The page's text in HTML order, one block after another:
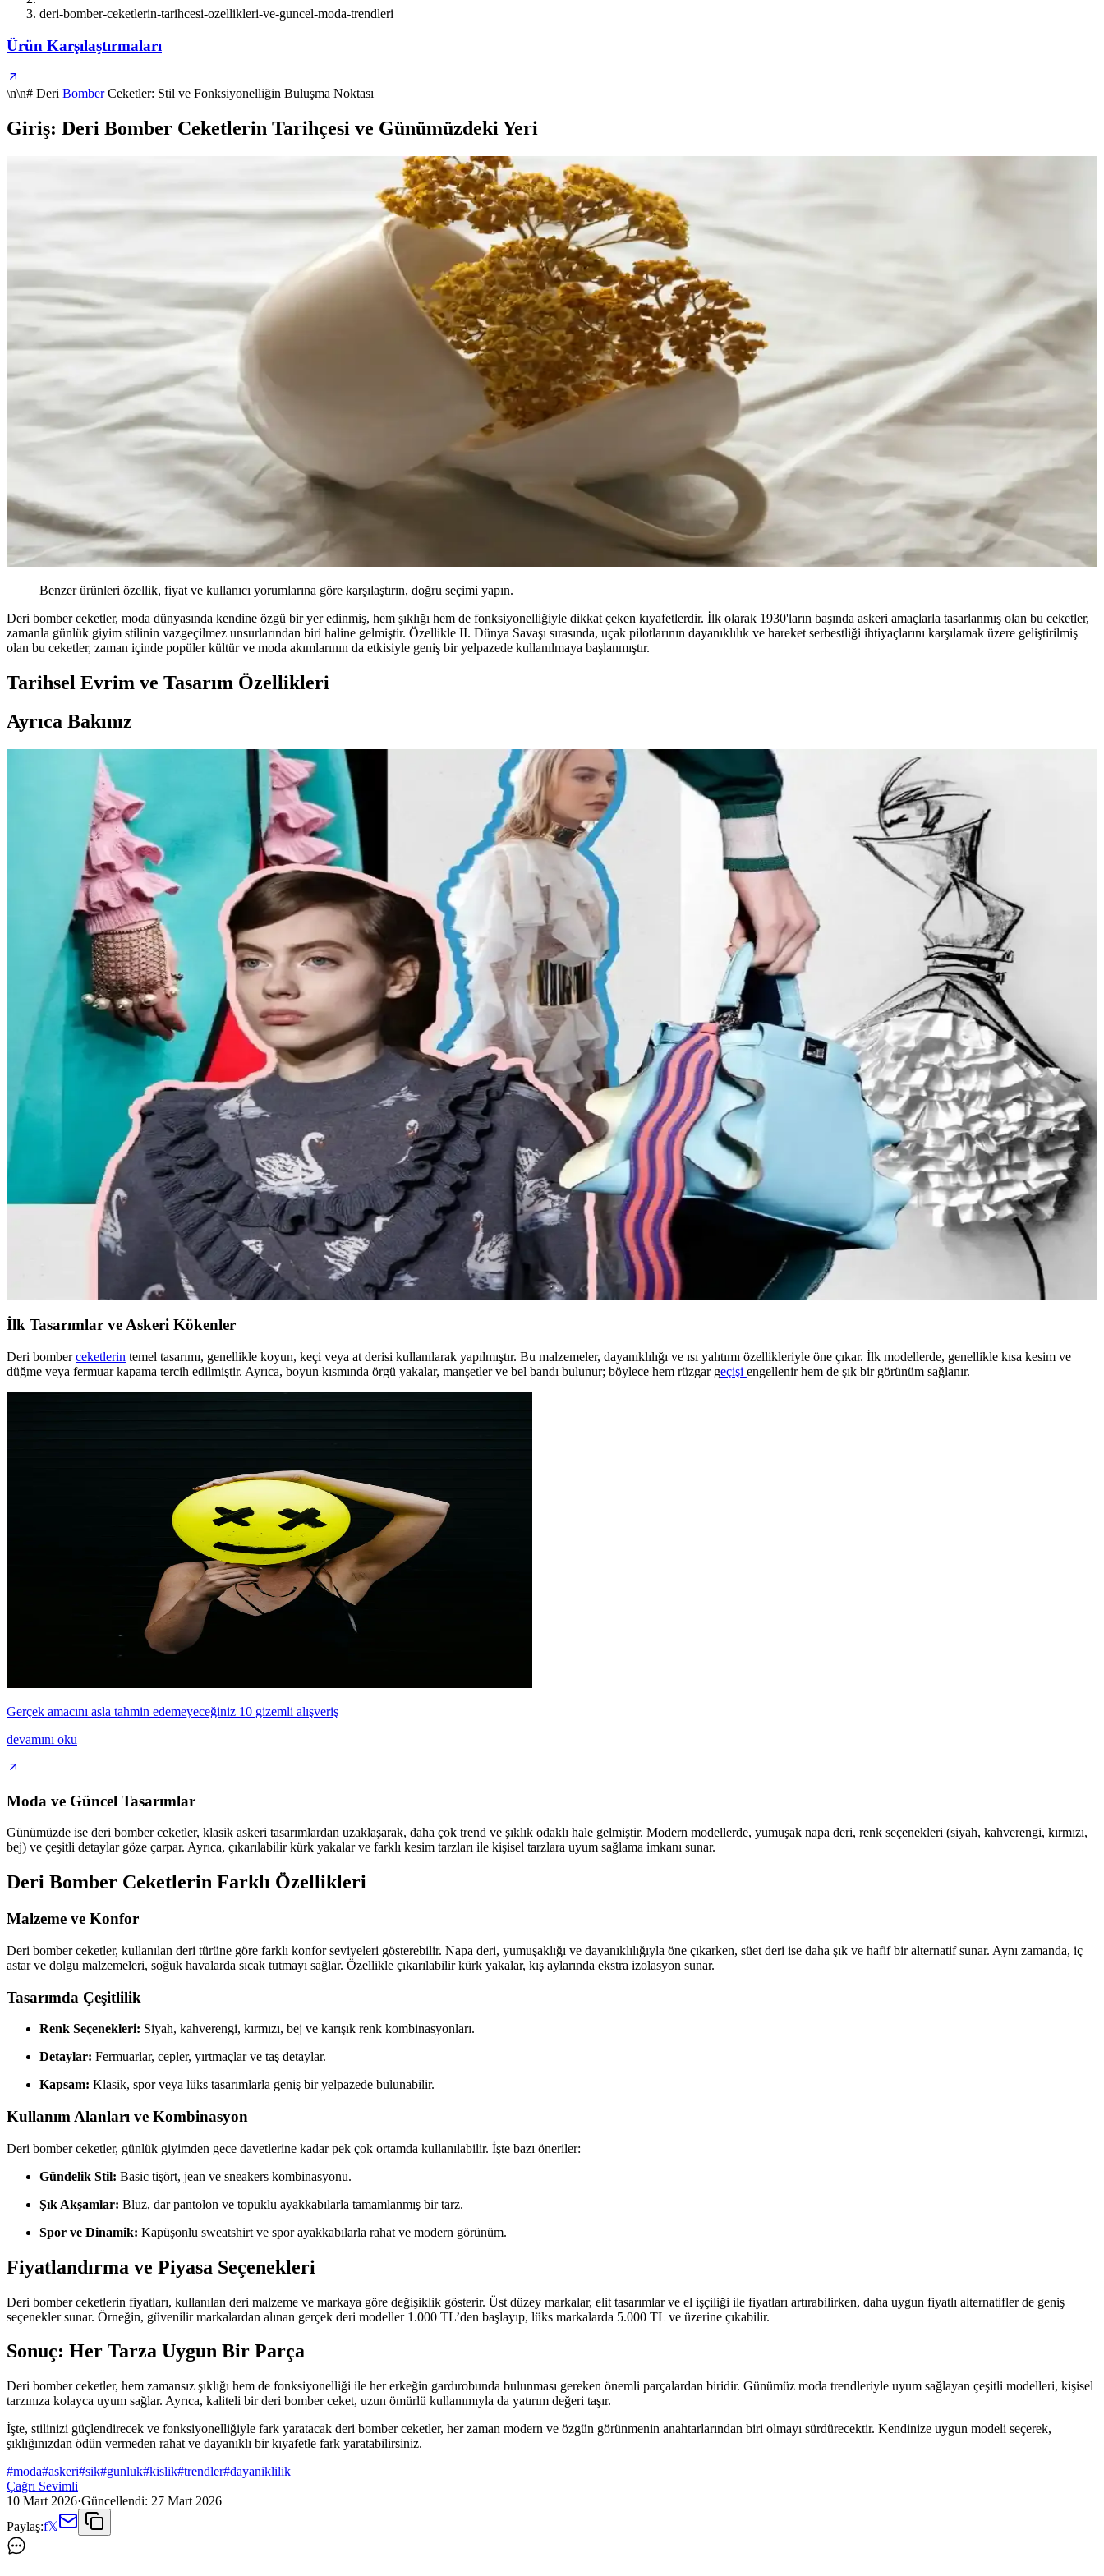
deri-bomber-ceketlerin-tarihcesi-ozellikleri-ve-guncel-moda-trendleri
Ürün Karşılaştırmaları
\n\n# Deri BomberCeketler: Stil ve Fonksiyonelliğin Buluşma Noktası
Giriş: Deri Bomber Ceketlerin Tarihçesi ve Günümüzdeki Yeri
Benzer ürünleri özellik, fiyat ve kullanıcı yorumlarına göre karşılaştırın, doğru seçimi yapın.
Deri bomber ceketler, moda dünyasında kendine özgü bir yer edinmiş, hem şıklığı hem de fonksiyonelliğiyle dikkat çeken kıyafetlerdir. İlk olarak 1930'ların başında askeri amaçlarla tasarlanmış olan bu ceketler,
zamanla günlük giyim stilinin vazgeçilmez unsurlarından biri haline gelmiştir. Özellikle II. Dünya Savaşı sırasında, uçak pilotlarının dayanıklılık ve hareket serbestliği ihtiyaçlarını karşılamak üzere geliştirilmiş
olan bu ceketler, zaman içinde popüler kültür ve moda akımlarının da etkisiyle geniş bir yelpazede kullanılmaya başlanmıştır.
Tarihsel Evrim ve Tasarım Özellikleri
Ayrıca Bakınız
Carolyn Bessette Kennedy Stili ve 90'lar Minimalizminin Günümüzdeki Yansımaları
Carolyn Bessette Kennedy'nin 90'lar minimalizmini yansıtan stili, fiziksel özelliklere dayalı popülerliği ve aşırı yüceltilmesiyle tartışılıyor. Günümüzde moda daha fazla bireysellik ve çeşitlilik arıyor.
Günlük Moda Soruları ve Stil Önerileri: Vücut Tipine Uygun Kombinasyonlar ve Ayakkabı Seçimi
Moda ve stil, kişisel tercihlere göre şekillenir. Vücut tipine uygun kıyafet seçimi, günlük kombin önerileri ve rahat ayakkabı markalarıyla şıklığı yakalayın. İkinci el lüks ürün alımında dikkat edilmesi gerekenler
Kadın Modasında Beden Tipi, Sürdürülebilirlik ve Mevsime Uygun Stil Önerileri
Kadın modasında beden tipine uygun kıyafet seçimi, sürdürülebilir markalar ve mevsimsel kombin önerileri ele alınmaktadır. Estetik ve konforu birleştiren pratik stil yaklaşımları sunulmaktadır.
Kadın Moda Tavsiyeleri: Günlük Stil Önerileri, Vücut Şekline Uygun Giysiler ve Kombin İpuçları
Kadın modasında renk uyumu, vücut şekline uygun giysiler, rahat ayakkabılar ve aksesuar seçimi gibi konularda pratik öneriler sunulmaktadır. Stil ikonlarından ilham alınarak sürdürülebilir moda tercihleri
vurgulanıyor.
Kemer Tokalarının Moda ve Kültürel Anlamları: Şehir ve Kırsal Alanlarda Algı Farkları
Kemer tokaları, kırsal ve şehir kültürlerinde farklı anlamlar taşır. Kırsal bölgelerde başarı simgesi olan büyük tokalar, şehirlerde sade ve uyumlu tasarımlarla tercih edilir. Stil ve özgüven belirleyicidir.
Moda Mikrotrendleri: Geçmişten Günümüze Sevilen ve Hâlâ Tercih Edilen Parçalar
Moda mikrotrendleri genellikle kısa ömürlü olsa da bazı parçalar, nostalji ve kişisel stil nedeniyle uzun yıllar tercih edilmeye devam ediyor. Bu yazı, Reddit deneyimleriyle bu trendleri inceliyor.
Kavisli Vücut Tipleri İçin Doğru Kumaş ve Kesimlerle Yapısal Moda Rehberi
Kavisli vücut tiplerine uygun yapısal moda seçimlerinde doğru kumaş, kesim ve stil detayları önemlidir. Terzi hizmeti ve uygun markalarla estetik ve rahat kıyafetler elde edilir.
Günlük Moda Soruları ve Pratik Stil Önerileri: Rahatlık ve Şıklık Dengesi
Moda ve stil, kişisel tercihler ve çevresel ihtiyaçlarla şekillenir. Ev giyimi, iş görüşmesi, mevsimlik kıyafetler ve vücut tipine uygun önerilerle günlük şıklık ve rahatlık dengelenir.
İlk Tasarımlar ve Askeri Kökenler
Deri bomberceketlerin temel tasarımı, genellikle koyun, keçi veya at derisi kullanılarak yapılmıştır. Bu malzemeler, dayanıklılığı ve ısı yalıtımı özellikleriyle öne çıkar. İlk modellerde, genellikle kısa kesim ve
düğme veya fermuar kapama tercih edilmiştir. Ayrıca, boyun kısmında örgü yakalar, manşetler ve bel bandı bulunur; böylece hem rüzgar geçişi engellenir hem de şık bir görünüm sağlanır.
Gerçek amacını asla tahmin edemeyeceğiniz 10 gizemli alışveriş
devamını oku
Moda ve Güncel Tasarımlar
Günümüzde ise deri bomber ceketler, klasik askeri tasarımlardan uzaklaşarak, daha çok trend ve şıklık odaklı hale gelmiştir. Modern modellerde, yumuşak napa deri, renk seçenekleri (siyah, kahverengi, kırmızı,
bej) ve çeşitli detaylar göze çarpar. Ayrıca, çıkarılabilir kürk yakalar ve farklı kesim tarzları ile kişisel tarzlara uyum sağlama imkanı sunar.
Deri Bomber Ceketlerin Farklı Özellikleri
Malzeme ve Konfor
Deri bomber ceketler, kullanılan deri türüne göre farklı konfor seviyeleri gösterebilir. Napa deri, yumuşaklığı ve dayanıklılığıyla öne çıkarken, süet deri ise daha şık ve hafif bir alternatif sunar. Aynı zamanda, iç
astar ve dolgu malzemeleri, soğuk havalarda sıcak tutmayı sağlar. Özellikle çıkarılabilir kürk yakalar, kış aylarında ekstra izolasyon sunar.
Tasarımda Çeşitlilik
Renk Seçenekleri: Siyah, kahverengi, kırmızı, bej ve karışık renk kombinasyonları.
Detaylar: Fermuarlar, cepler, yırtmaçlar ve taş detaylar.
Kapsam: Klasik, spor veya lüks tasarımlarla geniş bir yelpazede bulunabilir.
Kullanım Alanları ve Kombinasyon
Deri bomber ceketler, günlük giyimden gece davetlerine kadar pek çok ortamda kullanılabilir. İşte bazı öneriler:
Gündelik Stil: Basic tişört, jean ve sneakers kombinasyonu.
Şık Akşamlar: Bluz, dar pantolon ve topuklu ayakkabılarla tamamlanmış bir tarz.
Spor ve Dinamik: Kapüşonlu sweatshirt ve spor ayakkabılarla rahat ve modern görünüm.
Fiyatlandırma ve Piyasa Seçenekleri
Deri bomber ceketlerin fiyatları, kullanılan deri malzeme ve markaya göre değişiklik gösterir. Üst düzey markalar, elit tasarımlar ve el işçiliği ile fiyatları artırabilirken, daha uygun fiyatlı alternatifler de geniş
seçenekler sunar. Örneğin, güvenilir markalardan alınan gerçek deri modeller 1.000 TL’den başlayıp, lüks markalarda 5.000 TL ve üzerine çıkabilir.
Sonuç: Her Tarza Uygun Bir Parça
Deri bomber ceketler, hem zamansız şıklığı hem de fonksiyonelliği ile her erkeğin gardırobunda bulunması gereken önemli parçalardan biridir. Günümüz moda trendleriyle uyum sağlayan çeşitli modelleri, kişisel
tarzınıza kolayca uyum sağlar. Ayrıca, kaliteli bir deri bomber ceket, uzun ömürlü kullanımıyla da yatırım değeri taşır.
İşte, stilinizi güçlendirecek ve fonksiyonelliğiyle fark yaratacak deri bomber ceketler, her zaman modern ve özgün görünmenin anahtarlarından biri olmayı sürdürecektir. Kendinize uygun modeli seçerek,
şıklığınızdan ödün vermeden rahat ve dayanıklı bir kıyafetle fark yaratabilirsiniz.
#moda#askeri#sik#gunluk#kislik#trendler#dayaniklilik
Çağrı Sevimli
10 Mart 2026·Güncellendi: 27 Mart 2026
Paylaş:f𝕏